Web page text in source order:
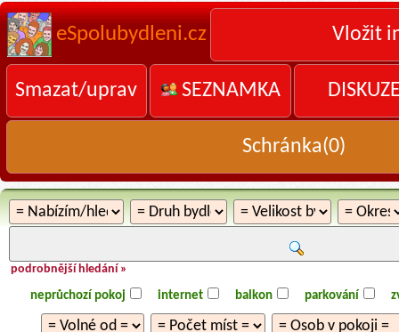
eSpolubydleni.cz Vložit
Smazat/uprav SEZNAMKA
Schránka(0)
podrobnější hledání »
neprůchozí pokoj internet balkon parkování